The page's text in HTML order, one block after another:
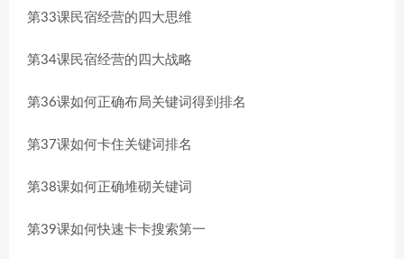
第33课民宿经营的四大思维
第34课民宿经营的四大战略
第36课如何正确布局关键词得到排名
第37课如何卡住关键词排名
第38课如何正确堆砌关键词
第39课如何快速卡卡搜索第一